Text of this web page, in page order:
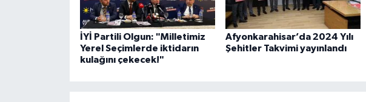
İYİ Partili Olgun: "Milletimiz
Yerel Seçimlerde iktidarın
kulağını çekecek!"
Afyonkarahisar’da 2024 Yılı
Şehitler Takvimi yayınlandı